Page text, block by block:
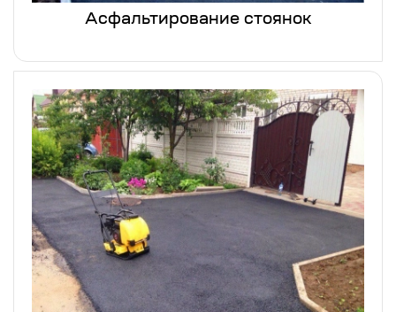
Асфальтирование стоянок